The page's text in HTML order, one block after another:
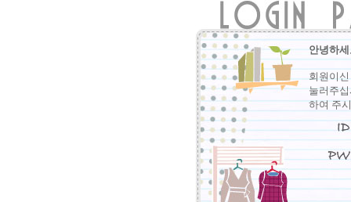
안녕하
회원이
눌러주
하여 주